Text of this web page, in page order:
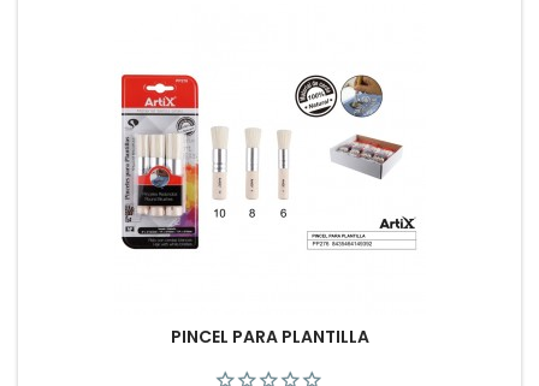
PINCEL PARA PLANTILLA